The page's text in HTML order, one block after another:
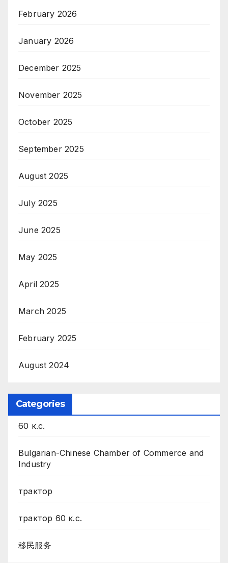
February 2026
January 2026
December 2025
November 2025
October 2025
September 2025
August 2025
July 2025
June 2025
May 2025
April 2025
March 2025
February 2025
August 2024
Categories
60 к.с.
Bulgarian-Chinese Chamber of Commerce and
Industry
трактор
трактор 60 к.с.
移民服务